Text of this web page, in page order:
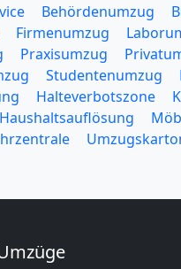
Behördenumzug
Firmenumzug
Praxisumzug
Studentenumzug
Halteverbotszone
Haushaltsauflösung